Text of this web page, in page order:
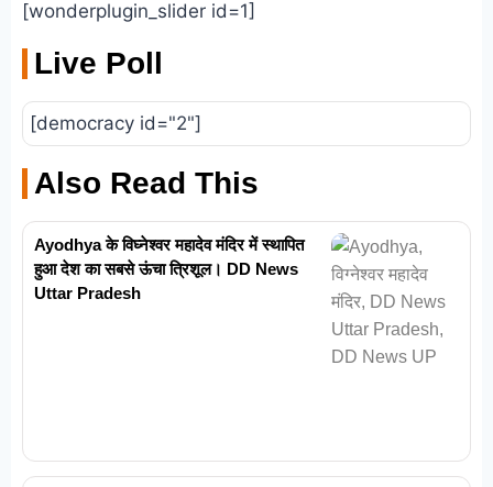
[wonderplugin_slider id=1]
Live Poll
[democracy id="2"]
Also Read This
Ayodhya के विघ्नेश्वर महादेव मंदिर में स्थापित
हुआ देश का सबसे ऊंचा त्रिशूल। DD News
Uttar Pradesh